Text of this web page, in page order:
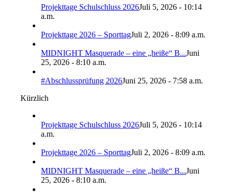
Projekttage Schulschluss 2026Juli 5, 2026 - 10:14
a.m.
Projekttage 2026 – SporttagJuli 2, 2026 - 8:09 a.m.
MIDNIGHT Masquerade – eine „heiße“ B...Juni
25, 2026 - 8:10 a.m.
#Abschlussprüfung 2026Juni 25, 2026 - 7:58 a.m.
Kürzlich
Projekttage Schulschluss 2026Juli 5, 2026 - 10:14
a.m.
Projekttage 2026 – SporttagJuli 2, 2026 - 8:09 a.m.
MIDNIGHT Masquerade – eine „heiße“ B...Juni
25, 2026 - 8:10 a.m.